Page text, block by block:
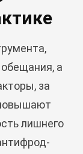
а
за
лишнего